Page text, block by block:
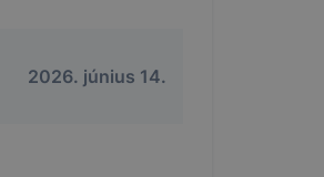
2026. június 14.